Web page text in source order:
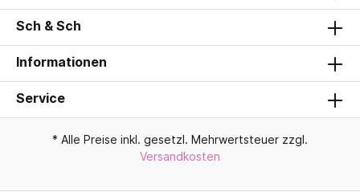
Sch & Sch
Informationen
Service
* Alle Preise inkl. gesetzl. Mehrwertsteuer zzgl.
Versandkosten